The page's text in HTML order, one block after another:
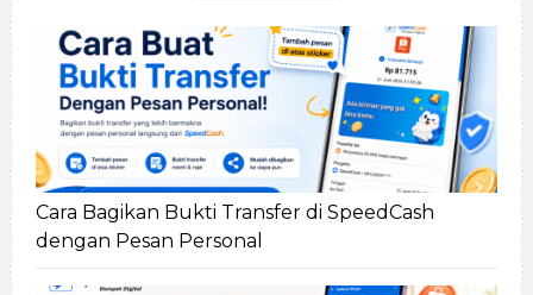
Cara Bagikan Bukti Transfer di SpeedCash
dengan Pesan Personal